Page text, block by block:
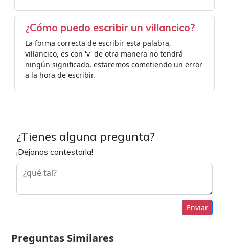
¿Cómo puedo escribir un villancico?
La forma correcta de escribir esta palabra,
villancico, es con 'v' de otra manera no tendrá
ningún significado, estaremos cometiendo un error
a la hora de escribir.
¿Tienes alguna pregunta?
¡Déjanos contestarla!
Enviar
Preguntas Similares